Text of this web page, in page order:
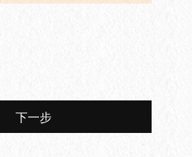
下一步